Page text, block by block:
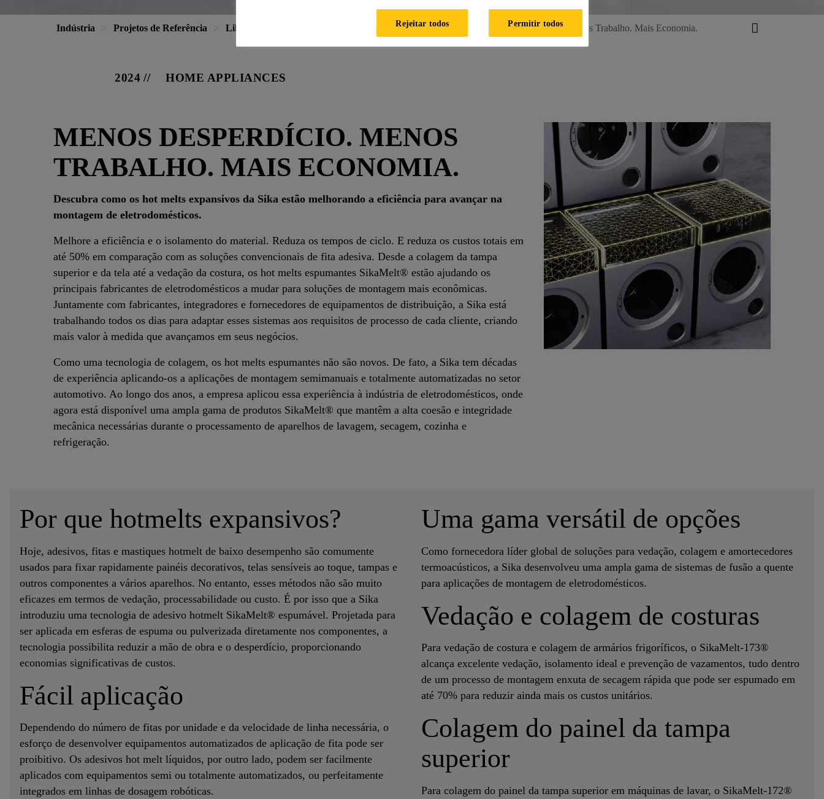
Indústria Projetos de Referência Liberdade Total De Design. Economia De Custos Massiva. Menos Desperdício. Menos Trabalho. Mais Economia.
2024 HOME APPLIANCES
MENOS DESPERDÍCIO. MENOS
TRABALHO. MAIS ECONOMIA.
Descubra como os hot melts expansivos da Sika estão melhorando a eficiência para avançar na
montagem de eletrodomésticos.
Melhore a eficiência e o isolamento do material. Reduza os tempos de ciclo. E reduza os custos totais em
até 50% em comparação com as soluções convencionais de fita adesiva. Desde a colagem da tampa
superior e da tela até a vedação da costura, os hot melts espumantes SikaMelt® estão ajudando os
principais fabricantes de eletrodomésticos a mudar para soluções de montagem mais econômicas.
Juntamente com fabricantes, integradores e fornecedores de equipamentos de distribuição, a Sika está
trabalhando todos os dias para adaptar esses sistemas aos requisitos de processo de cada cliente, criando
mais valor à medida que avançamos em seus negócios.
Como uma tecnologia de colagem, os hot melts espumantes não são novos. De fato, a Sika tem décadas
de experiência aplicando-os a aplicações de montagem semimanuais e totalmente automatizadas no setor
automotivo. Ao longo dos anos, a empresa aplicou essa experiência à indústria de eletrodomésticos, onde
agora está disponível uma ampla gama de produtos SikaMelt® que mantêm a alta coesão e integridade
mecânica necessárias durante o processamento de aparelhos de lavagem, secagem, cozinha e
refrigeração.
Por que hotmelts expansivos?
Hoje, adesivos, fitas e mastiques hotmelt de baixo desempenho são comumente
usados para fixar rapidamente painéis decorativos, telas sensíveis ao toque, tampas e
outros componentes a vários aparelhos. No entanto, esses métodos não são muito
eficazes em termos de vedação, processabilidade ou custo. É por isso que a Sika
introduziu uma tecnologia de adesivo hotmelt SikaMelt® espumável. Projetada para
ser aplicada em esferas de espuma ou pulverizada diretamente nos componentes, a
tecnologia possibilita reduzir a mão de obra e o desperdício, proporcionando
economias significativas de custos.
Fácil aplicação
Dependendo do número de fitas por unidade e da velocidade de linha necessária, o
esforço de desenvolver equipamentos automatizados de aplicação de fita pode ser
proibitivo. Os adesivos hot melt líquidos, por outro lado, podem ser facilmente
aplicados com equipamentos semi ou totalmente automatizados, ou perfeitamente
integrados em linhas de dosagem robóticas.
Uma gama versátil de opções
Como fornecedora líder global de soluções para vedação, colagem e amortecedores
termoacústicos, a Sika desenvolveu uma ampla gama de sistemas de fusão a quente
para aplicações de montagem de eletrodomésticos.
Vedação e colagem de costuras
Para vedação de costura e colagem de armários frigoríficos, o SikaMelt-173®
alcança excelente vedação, isolamento ideal e prevenção de vazamentos, tudo dentro
de um processo de montagem enxuta de secagem rápida que pode ser espumado em
até 70% para reduzir ainda mais os custos unitários.
Colagem do painel da tampa
superior
Para colagem do painel da tampa superior em máquinas de lavar, o SikaMelt-172®
Rejeitar todos Permitir todos